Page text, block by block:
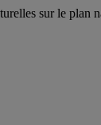
sur le